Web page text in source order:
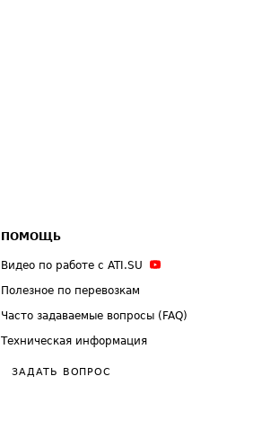
ПОМОЩЬ
Видео по работе с ATI.SU
Полезное по перевозкам
Часто задаваемые вопросы (FAQ)
Техническая информация
ЗАДАТЬ ВОПРОС